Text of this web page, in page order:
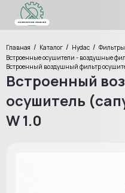
Главная / Каталог / Hydac / Фильтры
Встроенные осушители - воздушные
Встроенный воздушный фильтр
Встроенный
осушитель
W 1.0